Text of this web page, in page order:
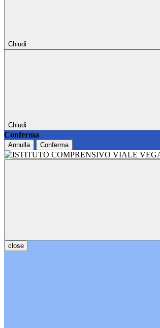
Chiudi
Chiudi
Conferma
Annulla Conferma
close